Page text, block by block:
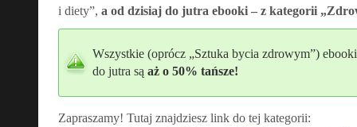
i diety”, a od dzisiaj do jutra ebooki – z kategorii
Wszystkie (oprócz „Sztuka bycia zdrowym”)
do jutra są aż o 50% tańsze!
Zapraszamy! Tutaj znajdziesz link do tej kategorii: